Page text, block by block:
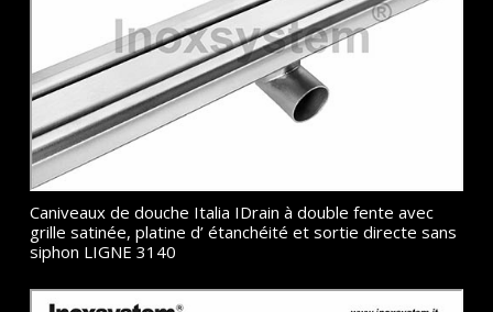
Caniveaux de douche Italia IDrain à double fente avec
grille satinée, platine d’ étanchéité et sortie directe sans
siphon LIGNE 3140